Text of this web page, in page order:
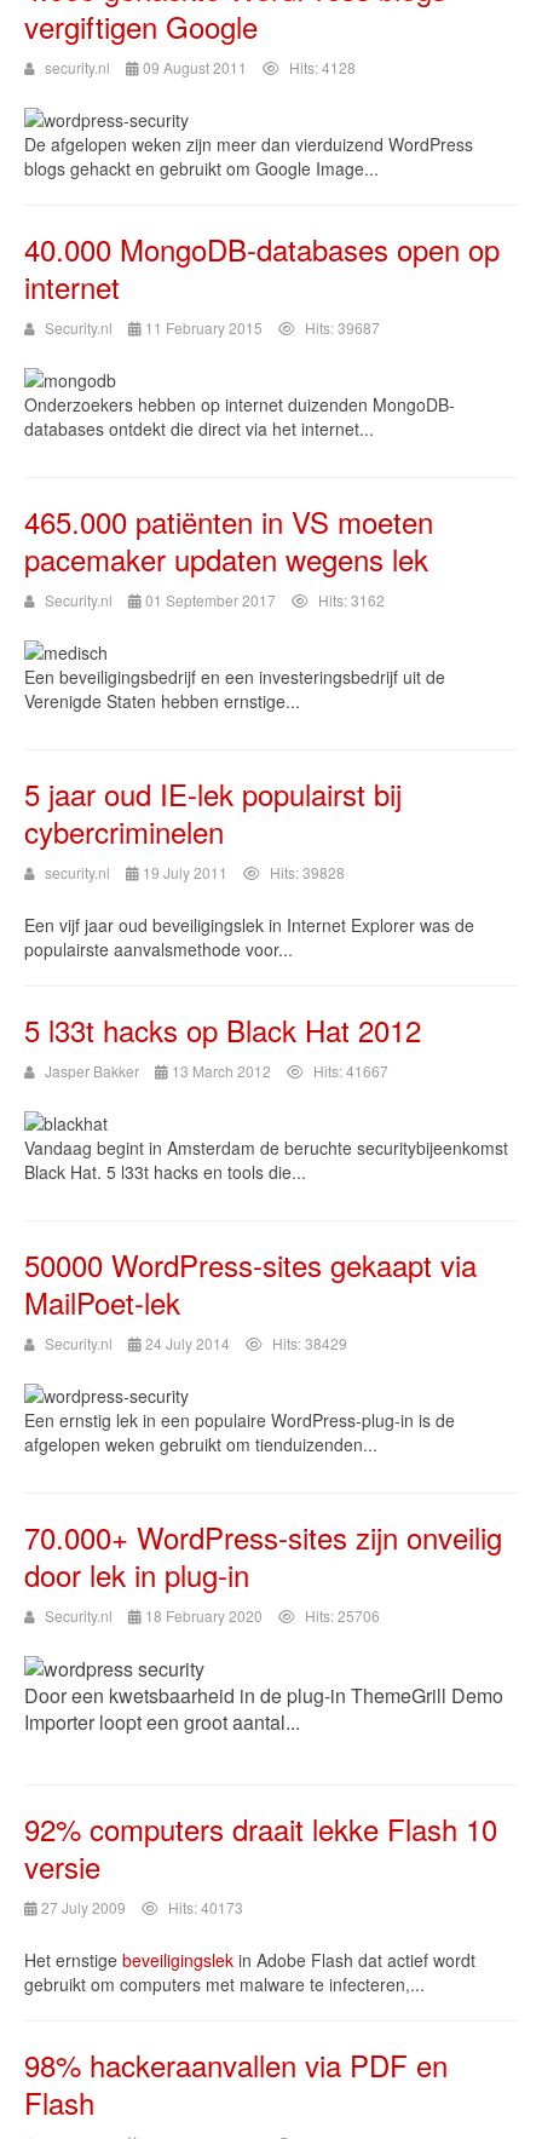
vergiftigen Google
security.nl 09 August 2011 Hits: 4128
De afgelopen weken zijn meer dan vierduizend WordPress
blogs gehackt en gebruikt om Google Image...
40.000 MongoDB-databases open op
internet
Security.nl 11 February 2015 Hits: 39687
Onderzoekers hebben op internet duizenden MongoDB-
databases ontdekt die direct via het internet...
465.000 patiënten in VS moeten
pacemaker updaten wegens lek
Security.nl 01 September 2017 Hits: 3162
Een beveiligingsbedrijf en een investeringsbedrijf uit de
Verenigde Staten hebben ernstige...
5 jaar oud IE-lek populairst bij
cybercriminelen
security.nl 19 July 2011 Hits: 39828
Een vijf jaar oud beveiligingslek in Internet Explorer was de
populairste aanvalsmethode voor...
5 l33t hacks op Black Hat 2012
Jasper Bakker 13 March 2012 Hits: 41667
Vandaag begint in Amsterdam de beruchte securitybijeenkomst
Black Hat. 5 l33t hacks en tools die...
50000 WordPress-sites gekaapt via
MailPoet-lek
Security.nl 24 July 2014 Hits: 38429
Een ernstig lek in een populaire WordPress-plug-in is de
afgelopen weken gebruikt om tienduizenden...
70.000+ WordPress-sites zijn onveilig
door lek in plug-in
Security.nl 18 February 2020 Hits: 25706
Door een kwetsbaarheid in de plug-in ThemeGrill Demo
Importer loopt een groot aantal...
92% computers draait lekke Flash 10
versie
27 July 2009 Hits: 40173
Het ernstige beveiligingslek in Adobe Flash dat actief wordt
gebruikt om computers met malware te infecteren,...
98% hackeraanvallen via PDF en
Flash